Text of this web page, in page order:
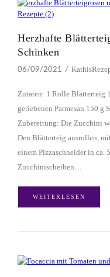
Herzhafte
Schinken
06/09/2021
Zutaten: 1 Rolle Blätterteig
geriebenen Parmesan 150 g
Zubereitung: Die Zucchini
Den Blätterteig ausrollen,
einem Pizzaschneider in ca.
Zucchinischeiben…
WEITERLESEN